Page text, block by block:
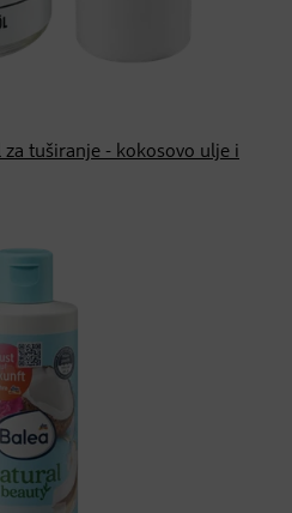
za tuširanje - kokosovo ulje i